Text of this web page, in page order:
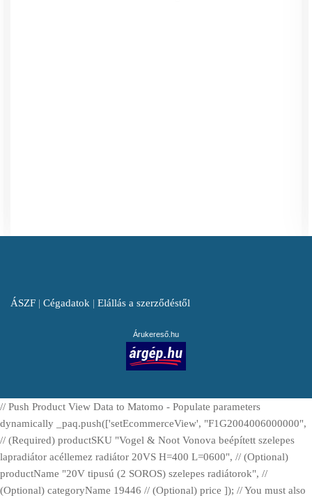
ÁSZF | Cégadatok | Elállás a szerződéstől
Árukereső.hu
// Push Product View Data to Matomo - Populate parameters
dynamically _paq.push(['setEcommerceView', "F1G2004006000000",
// (Required) productSKU "Vogel & Noot Vonova beépített szelepes
lapradiátor acéllemez radiátor 20VS H=400 L=0600", // (Optional)
productName "20V tipusú (2 SOROS) szelepes radiátorok", //
(Optional) categoryName 19446 // (Optional) price ]); // You must also